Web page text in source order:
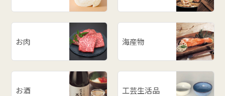
# 和梨
# 山形の思い出
# メロン
# ラーメン
お肉 海産物
お酒 工芸生活品